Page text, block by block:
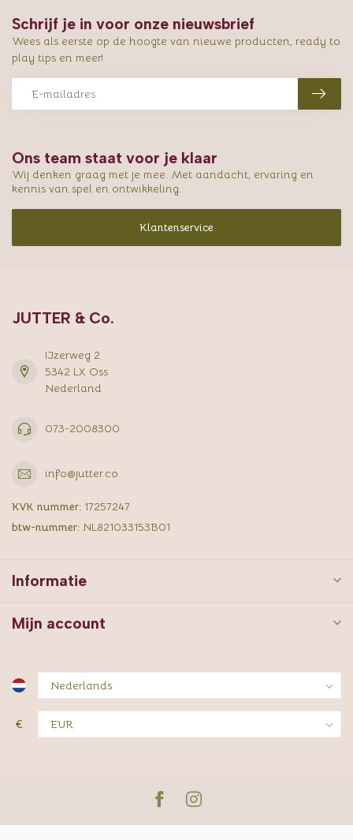
Ons team staat voor je klaar
Wij denken graag met je mee. Met aandacht, ervaring en
kennis van spel en ontwikkeling.
Klantenservice
Schrijf je in voor onze nieuwsbrief
Wees als eerste op de hoogte van nieuwe producten, ready to
play tips en meer!
JUTTER & Co.
IJzerweg 2
5342 LX Oss
Nederland
073-2008300
info@jutter.co
KVK nummer: 17257247
btw-nummer: NL821033153B01
Informatie
Mijn account
€